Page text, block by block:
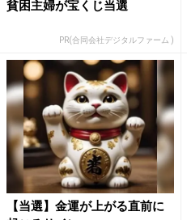
貧困主婦が宝くじ当選
PR(合同会社デジタルファーム )
【当選】金運が上がる直前に